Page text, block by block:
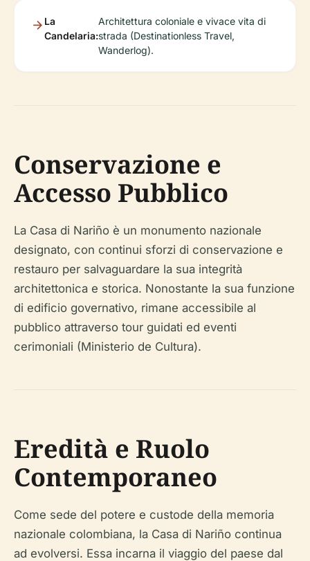
La
Candelaria:
Architettura coloniale e vivace vita di
strada (Destinationless Travel,
Wanderlog).
Conservazione e
Accesso Pubblico
La Casa di Nariño è un monumento nazionale
designato, con continui sforzi di conservazione e
restauro per salvaguardare la sua integrità
architettonica e storica. Nonostante la sua funzione
di edificio governativo, rimane accessibile al
pubblico attraverso tour guidati ed eventi
cerimoniali (Ministerio de Cultura).
Eredità e Ruolo
Contemporaneo
Come sede del potere e custode della memoria
nazionale colombiana, la Casa di Nariño continua
ad evolversi. Essa incarna il viaggio del paese dal